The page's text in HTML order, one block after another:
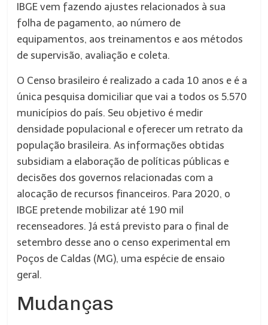
IBGE vem fazendo ajustes relacionados à sua
folha de pagamento, ao número de
equipamentos, aos treinamentos e aos métodos
de supervisão, avaliação e coleta.
O Censo brasileiro é realizado a cada 10 anos e é a
única pesquisa domiciliar que vai a todos os 5.570
municípios do país. Seu objetivo é medir
densidade populacional e oferecer um retrato da
população brasileira. As informações obtidas
subsidiam a elaboração de políticas públicas e
decisões dos governos relacionadas com a
alocação de recursos financeiros. Para 2020, o
IBGE pretende mobilizar até 190 mil
recenseadores. Já está previsto para o final de
setembro desse ano o censo experimental em
Poços de Caldas (MG), uma espécie de ensaio
geral.
Mudanças